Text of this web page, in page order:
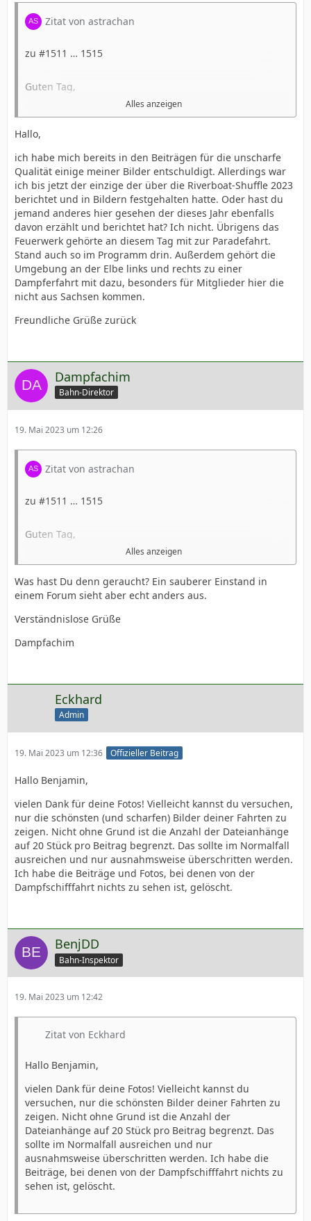
Zitat von astrachan
zu #1511 … 1515
Guten Tag,
der Berichterstatter sollte doch bitte kritisch seine
Fotoauswahl prüfen. Ein Sammelsurium qualitativ
ist für den erwartungsvollen Leser ärgerlich und
enttäuschend.
Auch Dutzende aussageloser Nachtaufnahmen nur mit
verwischten Lichtpunkten und Mengen wackliger
Feuerwerksbilder passen nicht in eine seriösen
Bilderkollektion. - Zudem wird unnötig viel
Speicherplatz zugepflastert.
Freundliche Grüße
Alles anzeigen
Hallo,
ich habe mich bereits in den Beiträgen für die unscharfe
Qualität einige meiner Bilder entschuldigt. Allerdings war
ich bis jetzt der einzige der über die Riverboat-Shuffle 2023
berichtet und in Bildern festgehalten hatte. Oder hast du
jemand anderes hier gesehen der dieses Jahr ebenfalls
davon erzählt und berichtet hat? Ich nicht. Übrigens das
Feuerwerk gehörte an diesem Tag mit zur Paradefahrt.
Stand auch so im Programm drin. Außerdem gehört die
Umgebung an der Elbe links und rechts zu einer
Dampferfahrt mit dazu, besonders für Mitglieder hier die
nicht aus Sachsen kommen.
Freundliche Grüße zurück
Dampfachim
Bahn-Direktor
19. Mai 2023 um 12:26
Zitat von astrachan
zu #1511 … 1515
Guten Tag,
der Berichterstatter sollte doch bitte kritisch seine
Fotoauswahl prüfen. Ein Sammelsurium qualitativ
unzureichender, unscharfer und beliebiger Aufnahmen
enttäuschend.
Feuerwerksbilder passen nicht in eine seriösen
Bilderkollektion. - Zudem wird unnötig viel
Speicherplatz zugepflastert.
Freundliche Grüße
astrachan
Alles anzeigen
Was hast Du denn geraucht? Ein sauberer Einstand in
einem Forum sieht aber echt anders aus.
Verständnislose Grüße
Dampfachim
Eckhard
Admin
19. Mai 2023 um 12:36 Offizieller Beitrag
Hallo Benjamin,
vielen Dank für deine Fotos! Vielleicht kannst du versuchen,
nur die schönsten (und scharfen) Bilder deiner Fahrten zu
zeigen. Nicht ohne Grund ist die Anzahl der Dateianhänge
auf 20 Stück pro Beitrag begrenzt. Das sollte im Normalfall
ausreichen und nur ausnahmsweise überschritten werden.
Ich habe die Beiträge und Fotos, bei denen von der
Dampfschifffahrt nichts zu sehen ist, gelöscht.
BenjDD
Bahn-Inspektor
19. Mai 2023 um 12:42
Zitat von Eckhard
Hallo Benjamin,
vielen Dank für deine Fotos! Vielleicht kannst du
versuchen, nur die schönsten Bilder deiner Fahrten zu
zeigen. Nicht ohne Grund ist die Anzahl der
Dateianhänge auf 20 Stück pro Beitrag begrenzt. Das
sollte im Normalfall ausreichen und nur
ausnahmsweise überschritten werden. Ich habe die
Beiträge, bei denen von der Dampfschifffahrt nichts zu
sehen ist, gelöscht.